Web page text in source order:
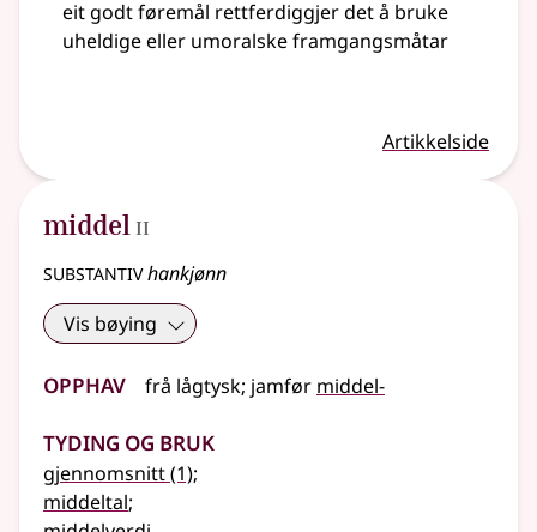
eit godt føremål rettferdiggjer det å bruke
uheldige eller umoralske framgangsmåtar
Artikkelside
middel 2
II
substantivhankjønn
Vis bøying
Opphav frå lågtysk; jamfør middel-
Tyding og bruk
gjennomsnitt(1);
middeltal;